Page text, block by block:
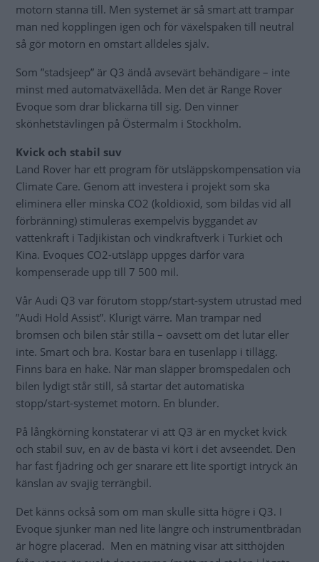
motorn stanna till. Men systemet är så smart att trampar
man ned kopplingen igen och för växelspaken till neutral
så gör motorn en omstart alldeles själv.
Som ”stadsjeep” är Q3 ändå avsevärt behändigare – inte
minst med automatväxellåda. Men det är Range Rover
Evoque som drar blickarna till sig. Den vinner
skönhetstävlingen på Östermalm i Stockholm.
Kvick och stabil suv
Land Rover har ett program för utsläppskompensation via
Climate Care. Genom att investera i projekt som ska
eliminera eller minska CO2 (koldioxid, som bildas vid all
förbränning) stimuleras exempelvis byggandet av
vattenkraft i Tadjikistan och vindkraftverk i Turkiet och
Kina. Evoques CO2-utsläpp uppges därför vara
kompenserade upp till 7 500 mil.
Vår Audi Q3 var förutom stopp/start-system utrustad med
”Audi Hold Assist”. Klurigt värre. Man trampar ned
bromsen och bilen står stilla – oavsett om det lutar eller
inte. Smart och bra. Kostar bara en tusenlapp i tillägg.
Finns bara en hake. När man släpper bromspedalen och
bilen lydigt står still, så startar det automatiska
stopp/start-systemet motorn. En blunder.
På långkörning konstaterar vi att Q3 är en mycket kvick
och stabil suv, en av de bästa vi kört i det avseendet. Den
har fast fjädring och ger snarare ett lite sportigt intryck än
känslan av svajig terrängbil.
Det känns också som om man skulle sitta högre i Q3. I
Evoque sjunker man ned lite längre och instrumentbrädan
är högre placerad. Men en mätning visar att sitthöjden